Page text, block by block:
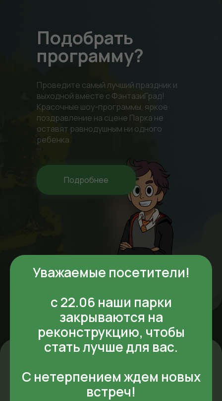
Уважаемые посетители!
с 22.06 наши парки
закрываются на
реконструкцию, чтобы
стать лучше для вас.
С нетерпением ждем новых
встреч!
Екатеринбург ТРЦ «Гринвич» ул. 8 Марта, 46, 3
+7 (343) 344-12-30
marketing.fantazy@gmail.com
Проведите самый лучший праздник и
выходной вместе с ФэнтазиГрад!
Красочные шоу-программы, яркое
поздравление на сцене Парка не
оставят равнодушным ни одного
ребенка
Подобрать
программу?
Подробнее
разнообразить процесс обучения, сформировать новые
образовательные подходы и значительно повысить интерес